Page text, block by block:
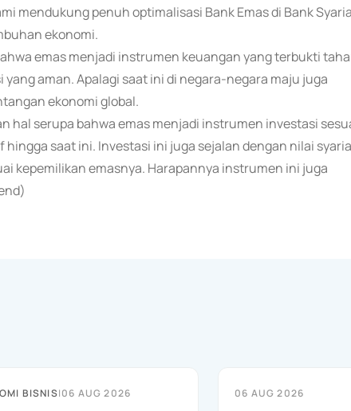
mendukung penuh optimalisasi Bank Emas di Bank
ekonomi.
emas menjadi instrumen keuangan yang terbukti
aman. Apalagi saat ini di negara-negara maju juga
ekonomi global.
hal serupa bahwa emas menjadi instrumen investasi
saat ini. Investasi ini juga sejalan dengan nilai
kepemilikan emasnya. Harapannya instrumen ini juga
BISNIS|06 AUG 2026 06 AUG 2026